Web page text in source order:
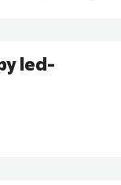
led-